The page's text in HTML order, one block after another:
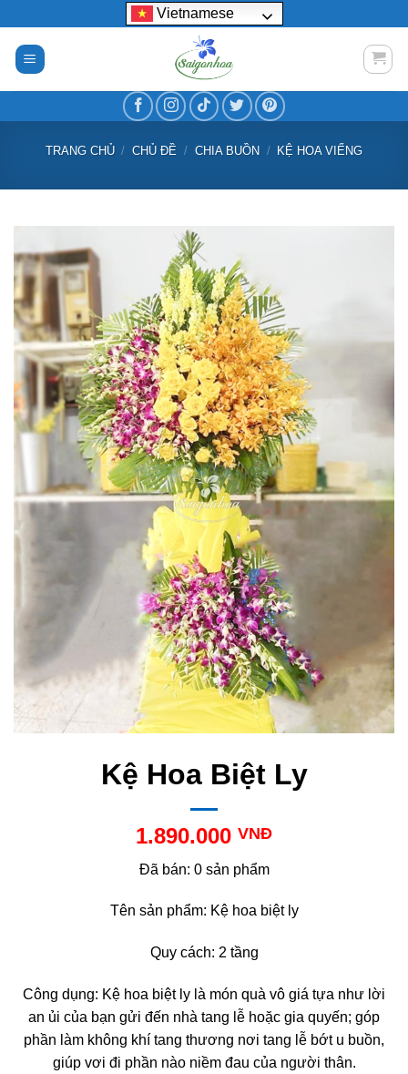
nội
dung
Vietnamese
TRANG CHỦ / CHỦ ĐỀ / CHIA BUỒN / KỆ HOA VIẾNG
Kệ Hoa Biệt Ly
1.890.000 VNĐ
Đã bán: 0 sản phẩm
Tên sản phẩm: Kệ hoa biệt ly
Quy cách: 2 tầng
Công dụng: Kệ hoa biệt ly là món quà vô giá tựa như lời
an ủi của bạn gửi đến nhà tang lễ hoặc gia quyến; góp
phần làm không khí tang thương nơi tang lễ bớt u buồn,
giúp vơi đi phần nào niềm đau của người thân.